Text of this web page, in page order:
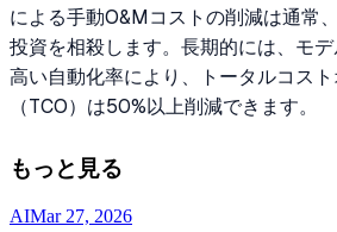
による手動O&Mコストの削減は通常
投資を相殺します。長期的には、モ
高い自動化率により、トータルコス
（TCO）は50%以上削減できます。
もっと見る
AIMar 27, 2026